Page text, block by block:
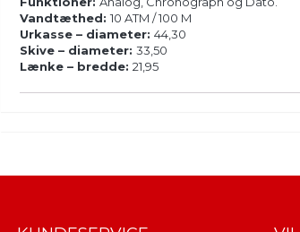
899,00
antalVandtæthed: 10 ATM / 100 M
Urkasse – diameter: 44,30
Skive – diameter: 33,50
Lænke – bredde: 21,95